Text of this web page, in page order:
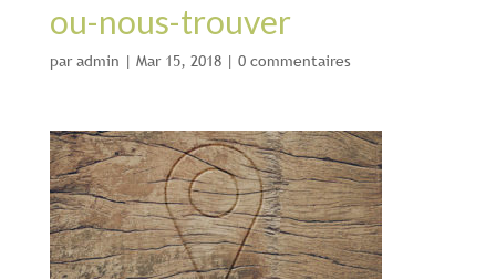
ou-nous-trouver
paradmin | Mar 15, 2018| 0 commentaires